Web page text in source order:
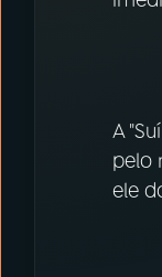
A
pelo
ele